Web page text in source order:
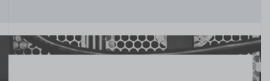
Server - 3 Jahre mit Pickup & Return Service